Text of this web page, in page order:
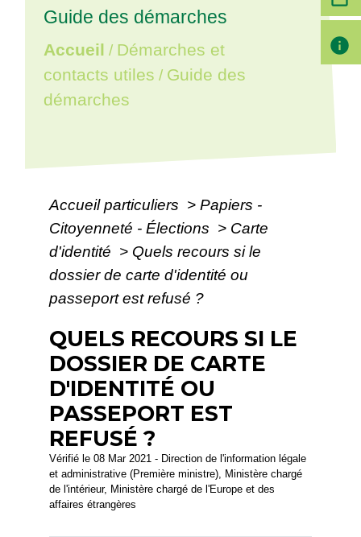
Guide des démarches
Accueil / Démarches et
contacts utiles / Guide des
démarches
Accueil particuliers > Papiers -
Citoyenneté - Élections > Carte
d'identité > Quels recours si le
dossier de carte d'identité ou
passeport est refusé ?
QUELS RECOURS SI LE
DOSSIER DE CARTE
D'IDENTITÉ OU
PASSEPORT EST
REFUSÉ ?
Vérifié le 08 Mar 2021 - Direction de l'information légale
et administrative (Première ministre), Ministère chargé
de l'intérieur, Ministère chargé de l'Europe et des
affaires étrangères
info